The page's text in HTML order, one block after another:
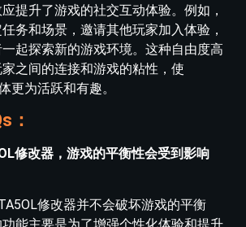
提升了游戏的社交互动体验。例如，
务和场景，邀请其他玩家加入体验，
起探索新的游戏环境。这种自由度高
之间的连接和游戏的粘性，使
更为活跃和有趣。
：
修改器，游戏的平衡性会受到影响
修改器并不会破坏游戏的平衡